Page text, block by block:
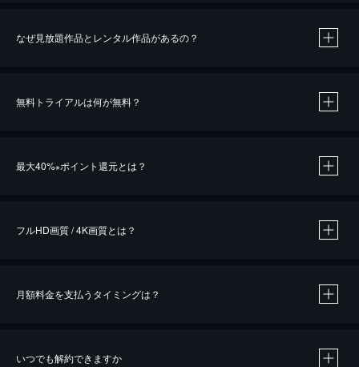
なぜ見放題作品とレンタル作品があるの？
無料トライアルは何が無料？
最大40%※ポイント還元とは？
※40％ポイント還元の対象は、クレジットカード決済による作品の購入 / レンタルです。
iOSアプリのUコイン決済による作品の購入 / レンタルは、20％のポイント還元です。
フルHD画質 / 4K画質とは？
月額料金を支払うタイミングは？
いつでも解約できますか